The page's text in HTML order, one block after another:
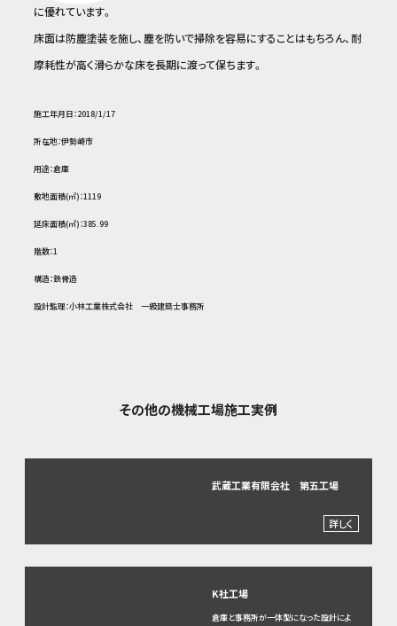
に優れています。
床面は防塵塗装を施し、塵を防いで掃除を容易にすることはもちろん、耐
摩耗性が高く滑らかな床を長期に渡って保ちます。
施工年月日：2018/1/17
所在地：伊勢崎市
用途：倉庫
敷地面積(㎡)：1119
延床面積(㎡)：385.99
階数：1
構造：鉄骨造
設計監理：小林工業株式会社 一級建築士事務所
その他の機械工場施工実例
武蔵工業有限会社 第五工場
詳しく
K社工場
倉庫と事務所が一体型になった設計によ